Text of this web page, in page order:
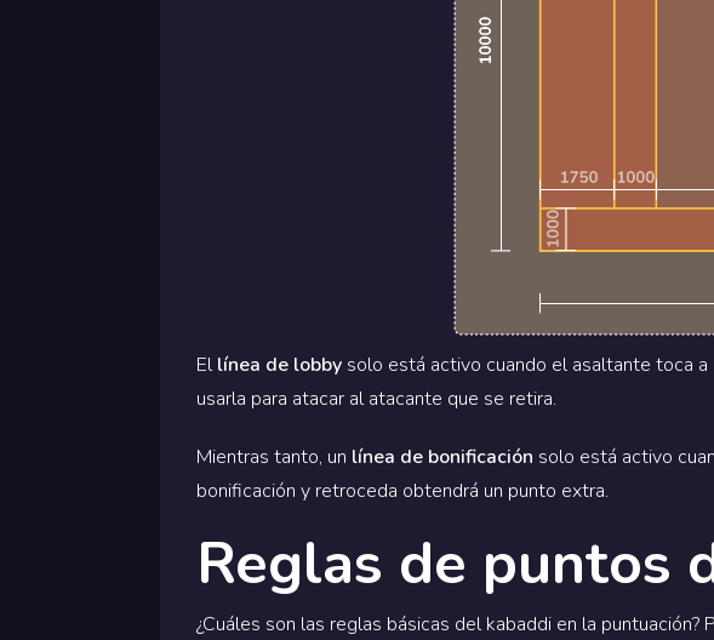
Ellínea de lobby solo está activo cuando el asaltante toca
usarla para atacar al atacante que se retira.
Mientras tanto, un línea de bonificación solo está activo
bonificación y retroceda obtendrá un punto extra.
Reglas de puntos
¿Cuáles son las reglas básicas del kabaddi en la